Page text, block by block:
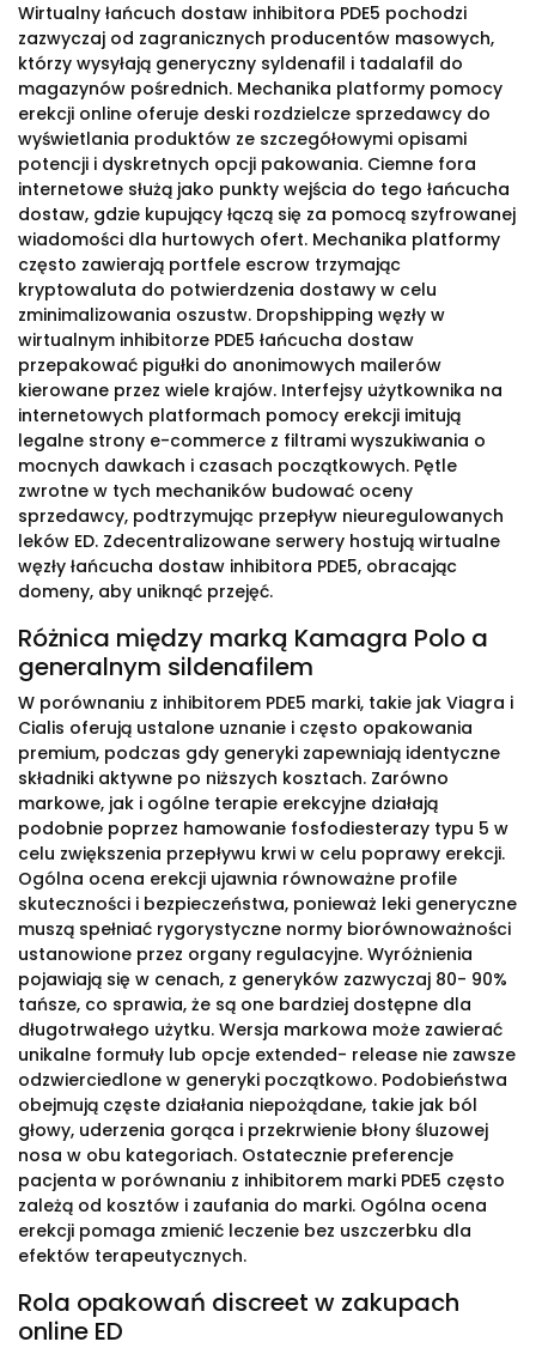
Wirtualny łańcuch dostaw inhibitora PDE5 pochodzi
zazwyczaj od zagranicznych producentów masowych,
którzy wysyłają generyczny syldenafil i tadalafil do
magazynów pośrednich. Mechanika platformy pomocy
erekcji online oferuje deski rozdzielcze sprzedawcy do
wyświetlania produktów ze szczegółowymi opisami
potencji i dyskretnych opcji pakowania. Ciemne fora
internetowe służą jako punkty wejścia do tego łańcucha
dostaw, gdzie kupujący łączą się za pomocą szyfrowanej
wiadomości dla hurtowych ofert. Mechanika platformy
często zawierają portfele escrow trzymając
kryptowaluta do potwierdzenia dostawy w celu
zminimalizowania oszustw. Dropshipping węzły w
wirtualnym inhibitorze PDE5 łańcucha dostaw
przepakować pigułki do anonimowych mailerów
kierowane przez wiele krajów. Interfejsy użytkownika na
internetowych platformach pomocy erekcji imitują
legalne strony e-commerce z filtrami wyszukiwania o
mocnych dawkach i czasach początkowych. Pętle
zwrotne w tych mechaników budować oceny
sprzedawcy, podtrzymując przepływ nieuregulowanych
leków ED. Zdecentralizowane serwery hostują wirtualne
węzły łańcucha dostaw inhibitora PDE5, obracając
domeny, aby uniknąć przejęć.
Różnica między marką Kamagra Polo a
generalnym sildenafilem
W porównaniu z inhibitorem PDE5 marki, takie jak Viagra i
Cialis oferują ustalone uznanie i często opakowania
premium, podczas gdy generyki zapewniają identyczne
składniki aktywne po niższych kosztach. Zarówno
markowe, jak i ogólne terapie erekcyjne działają
podobnie poprzez hamowanie fosfodiesterazy typu 5 w
celu zwiększenia przepływu krwi w celu poprawy erekcji.
Ogólna ocena erekcji ujawnia równoważne profile
skuteczności i bezpieczeństwa, ponieważ leki generyczne
muszą spełniać rygorystyczne normy biorównoważności
ustanowione przez organy regulacyjne. Wyróżnienia
pojawiają się w cenach, z generyków zazwyczaj 80- 90%
tańsze, co sprawia, że są one bardziej dostępne dla
długotrwałego użytku. Wersja markowa może zawierać
unikalne formuły lub opcje extended- release nie zawsze
odzwierciedlone w generyki początkowo. Podobieństwa
obejmują częste działania niepożądane, takie jak ból
głowy, uderzenia gorąca i przekrwienie błony śluzowej
nosa w obu kategoriach. Ostatecznie preferencje
pacjenta w porównaniu z inhibitorem marki PDE5 często
zależą od kosztów i zaufania do marki. Ogólna ocena
erekcji pomaga zmienić leczenie bez uszczerbku dla
efektów terapeutycznych.
Rola opakowań discreet w zakupach
online ED